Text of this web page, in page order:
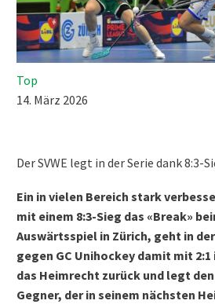
Top
14. März 2026
Der SVWE legt in der Serie dank 8:3-
Ein in vielen Bereich stark
mit einem 8:3-Sieg das «Break»
Auswärtsspiel in Zürich, geht in
gegen GC Unihockey damit mit
das Heimrecht zurück und legt
Gegner, der in seinem nächsten